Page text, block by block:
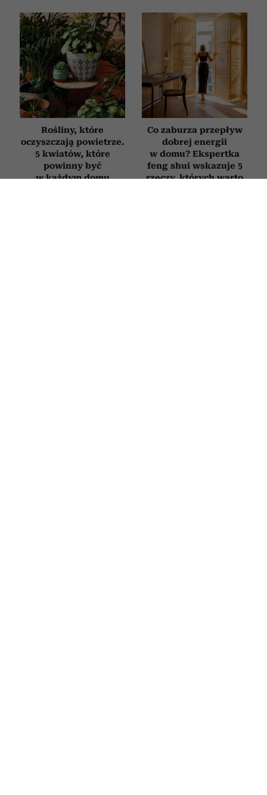
Rośliny, które
oczyszczają powietrze.
5 kwiatów, które
powinny być
w każdym domu
Co zaburza przepływ
dobrej energii
w domu? Ekspertka
feng shui wskazuje 5
rzeczy, których warto